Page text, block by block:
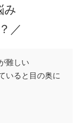
み
／
難しい
いると目の奥に